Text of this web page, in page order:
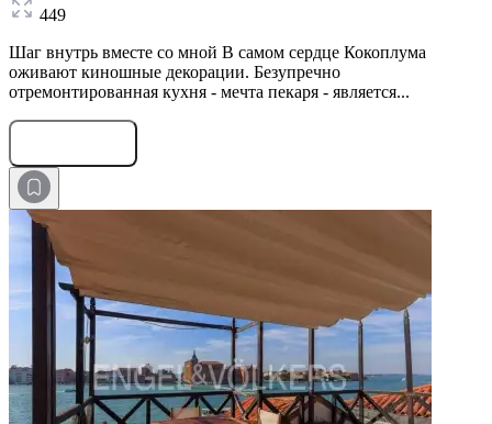
449
Шаг внутрь вместе со мной В самом сердце Кокоплума
оживают киношные декорации. Безупречно
отремонтированная кухня - мечта пекаря - является...